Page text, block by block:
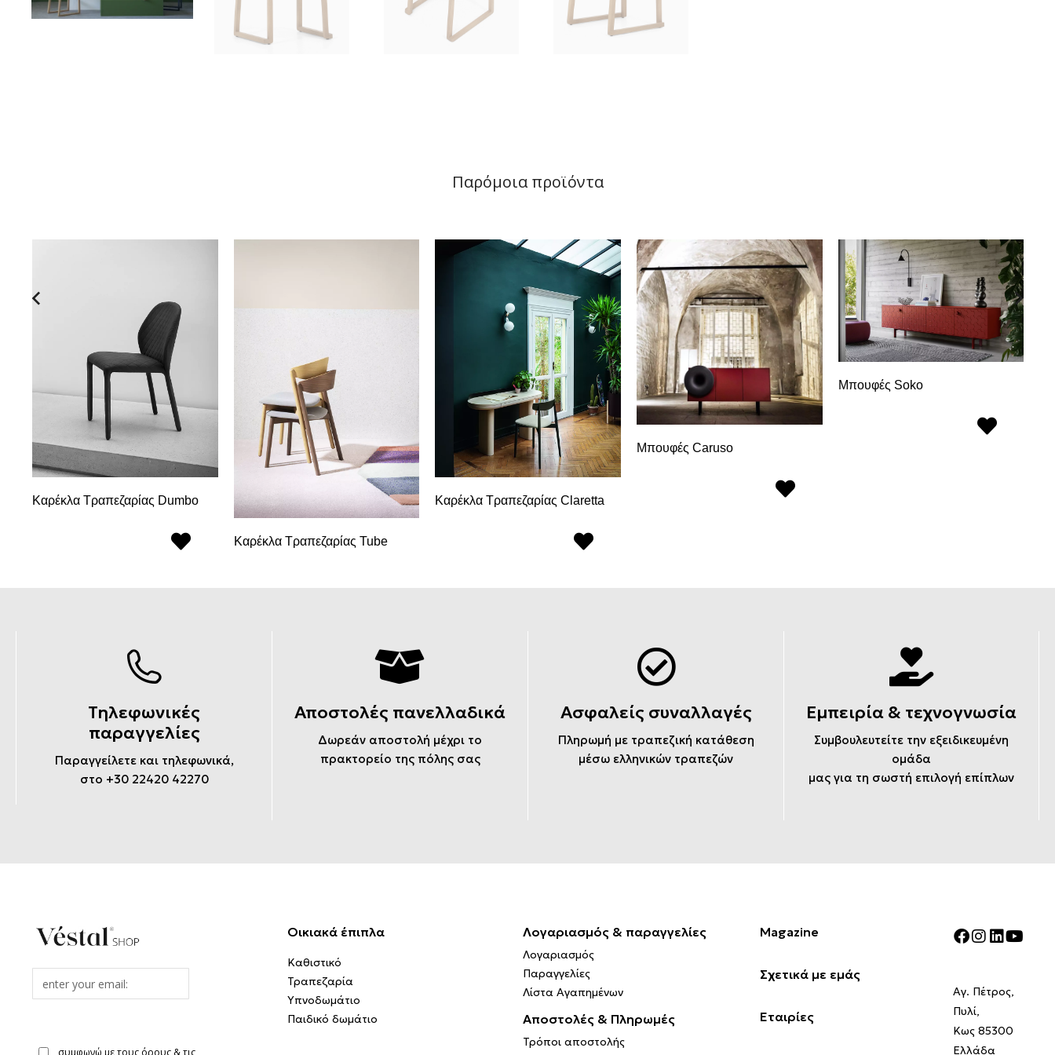
Παρόμοια προϊόντα
Καρέκλα Τραπεζαρίας Dumbo
Καρέκλα Τραπεζαρίας Tube
Καρέκλα Τραπεζαρίας Claretta
Μπουφές Caruso
Μπουφές Soko
Τηλεφωνικές
παραγγελίες
Παραγγείλετε και τηλεφωνικά,
στο +30 22420 42270
Αποστολές πανελλαδικά
Δωρεάν αποστολή μέχρι το
πρακτορείο της πόλης σας
Ασφαλείς συναλλαγές
Πληρωμή με τραπεζική κατάθεση
μέσω ελληνικών τραπεζών
Εμπειρία & τεχνογνωσία
Συμβουλευτείτε την εξειδικευμένη
ομάδα
μας για τη σωστή επιλογή επίπλων
Οικιακά έπιπλα
Καθιστικό
Τραπεζαρία
Υπνοδωμάτιο
Παιδικό δωμάτιο
Λογαριασμός & παραγγελίες
Λογαριασμός
Παραγγελίες
Λίστα Αγαπημένων
Αποστολές & Πληρωμές
Τρόποι αποστολής
Magazine
Σχετικά με εμάς
Εταιρίες
Αγ. Πέτρος,
Πυλί,
Κως 85300
Ελλάδα